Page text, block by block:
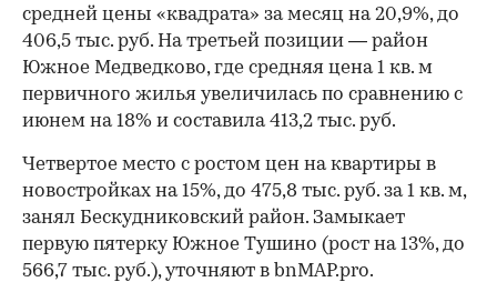
средней цены «квадрата» за месяц на 20,9%, до
406,5 тыс. руб. На третьей позиции — район
Южное Медведково, где средняя цена 1 кв. м
первичного жилья увеличилась по сравнению с
июнем на 18% и составила 413,2 тыс. руб.
Четвертое место с ростом цен на квартиры в
новостройках на 15%, до 475,8 тыс. руб. за 1 кв. м,
занял Бескудниковский район. Замыкает
первую пятерку Южное Тушино (рост на 13%, до
566,7 тыс. руб.), уточняют в bnMAP.pro.